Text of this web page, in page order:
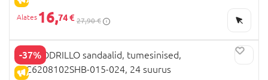
16,74 € 27,90 €
-37%
ALLAHINDLUS
COCCODRILLO sandaalid, tumesinised,
WC6208102SHB-015-024, 24 suurus